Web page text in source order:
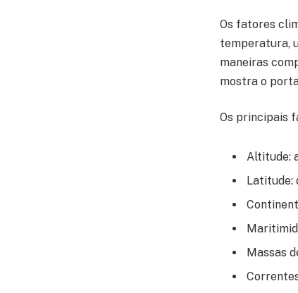
Os fatores
temperatura,
maneiras
mostra o
Os principais
Altitude:
Latitude:
Massas